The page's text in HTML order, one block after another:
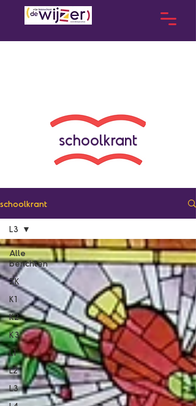
schoolkrant
schoolkrant
Alle
berichten
ZK
K1
K2
K3
L1
L2
L3
L3